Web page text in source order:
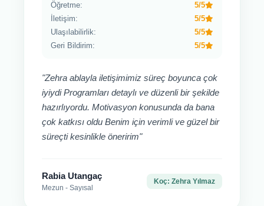
Öğretme:
5/5
İletişim:
5/5
Ulaşılabilirlik:
5/5
Geri Bildirim:
5/5
"Zehra ablayla iletişimimiz süreç boyunca çok
iyiydi Programları detaylı ve düzenli bir şekilde
hazırlıyordu. Motivasyon konusunda da bana
çok katkısı oldu Benim için verimli ve güzel bir
süreçti kesinlikle öneririm"
Rabia Utangaç
Mezun - Sayısal
Koç: Zehra Yılmaz